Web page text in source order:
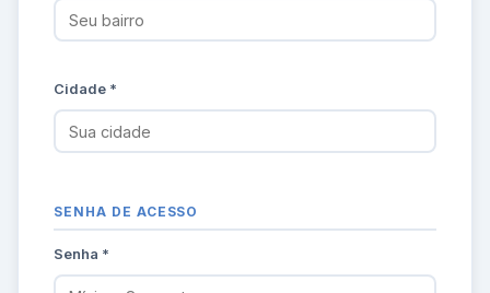
Cidade *
SENHA DE ACESSO
Senha *